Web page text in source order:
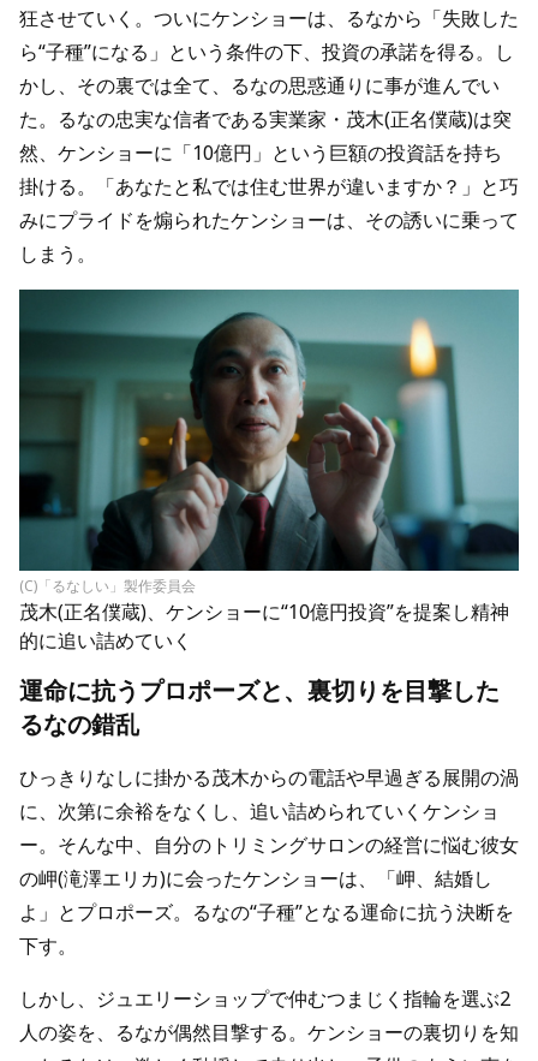
狂させていく。ついにケンショーは、るなから「失敗した
ら“子種”になる」という条件の下、投資の承諾を得る。し
かし、その裏では全て、るなの思惑通りに事が進んでい
た。るなの忠実な信者である実業家・茂木(正名僕蔵)は突
然、ケンショーに「10億円」という巨額の投資話を持ち
掛ける。「あなたと私では住む世界が違いますか？」と巧
みにプライドを煽られたケンショーは、その誘いに乗って
しまう。
(C)「るなしい」製作委員会
茂木(正名僕蔵)、ケンショーに“10億円投資”を提案し精神
的に追い詰めていく
運命に抗うプロポーズと、裏切りを目撃した
るなの錯乱
ひっきりなしに掛かる茂木からの電話や早過ぎる展開の渦
に、次第に余裕をなくし、追い詰められていくケンショ
ー。そんな中、自分のトリミングサロンの経営に悩む彼女
の岬(滝澤エリカ)に会ったケンショーは、「岬、結婚し
よ」とプロポーズ。るなの“子種”となる運命に抗う決断を
下す。
しかし、ジュエリーショップで仲むつまじく指輪を選ぶ2
人の姿を、るなが偶然目撃する。ケンショーの裏切りを知